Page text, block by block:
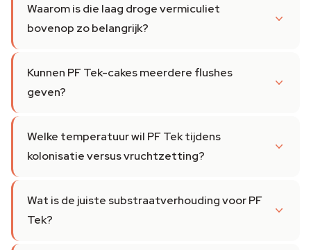
Waarom is die laag droge vermiculiet
bovenop zo belangrijk?
Kunnen PF Tek-cakes meerdere flushes
geven?
Welke temperatuur wil PF Tek tijdens
kolonisatie versus vruchtzetting?
Wat is de juiste substraatverhouding voor PF
Tek?